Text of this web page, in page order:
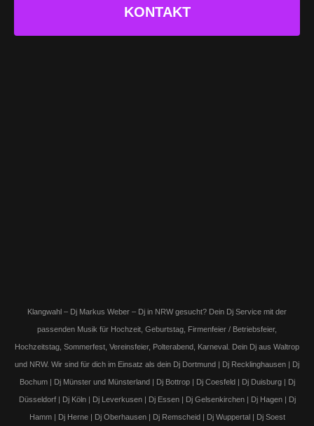
KONTAKT
Klangwahl – Dj Markus Weber – Dj in NRW gesucht? Dein Dj Service mit der
passenden Musik für Hochzeit, Geburtstag, Firmenfeier / Betriebsfeier,
Hochzeitstag, Sommerfest, Vereinsfeier, Polterabend, Karneval. Dein Dj aus Waltrop
und NRW. Wir sind für dich im Einsatz als dein Dj Dortmund | Dj Recklinghausen | Dj
Bochum | Dj Münster und Münsterland | Dj Bottrop | Dj Coesfeld | Dj Duisburg | Dj
Düsseldorf | Dj Köln | Dj Leverkusen | Dj Essen | Dj Gelsenkirchen | Dj Hagen | Dj
Hamm | Dj Herne | Dj Oberhausen | Dj Remscheid | Dj Wuppertal | Dj Soest